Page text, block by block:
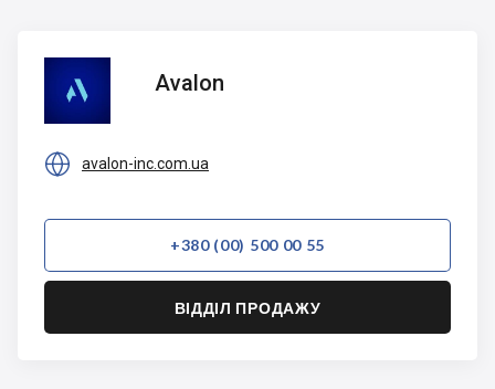
Avalon
 avalon-inc.com.ua
+380 (00) 500 00 55
ВІДДІЛ ПРОДАЖУ